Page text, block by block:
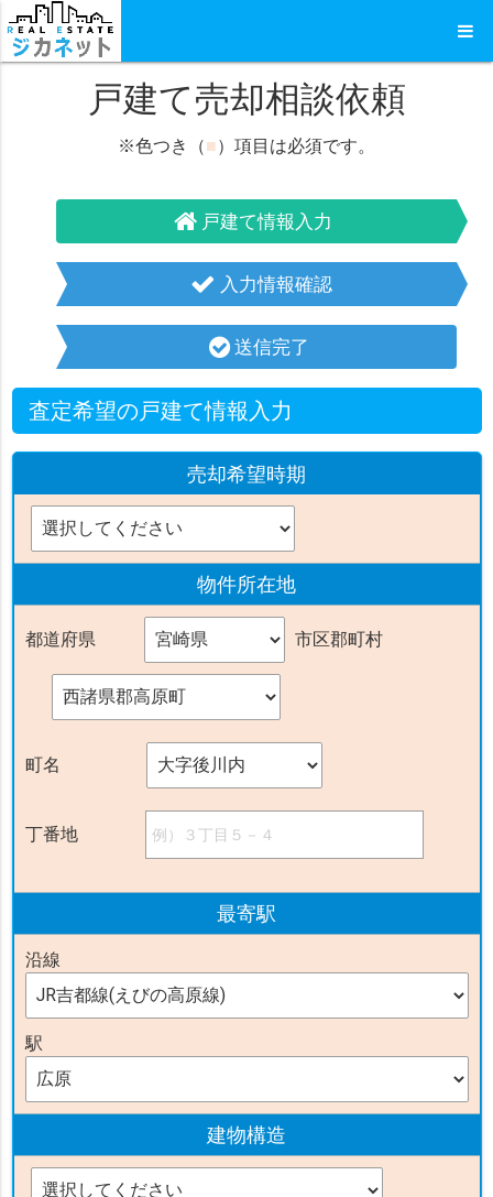
戸建て売却相談依頼
※色つき（■）項目は必須です。
戸建て情報入力
入力情報確認
送信完了
査定希望の戸建て情報入力
売却希望時期
物件所在地
都道府県 市区郡町村
町名
丁番地
最寄駅
沿線
駅
建物構造